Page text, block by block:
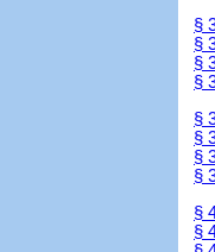
§
§
§
§
§
§
§
§
§
§